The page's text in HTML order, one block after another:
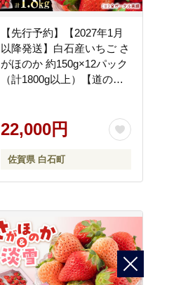
【先行予約】【2027年1月
以降発送】白石産いちご さ
がほのか 約150g×12パック
（計1800g以上）【道の駅
22,000円
佐賀県 白石町